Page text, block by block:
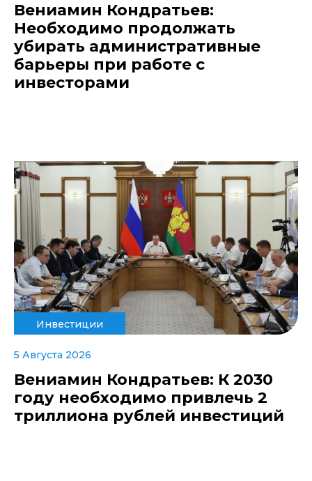
Вениамин Кондратьев:
Необходимо продолжать
убирать административные
барьеры при работе с
инвесторами
Инвестиции
5 Августа 2026
Вениамин Кондратьев: К 2030
году необходимо привлечь 2
триллиона рублей инвестиций